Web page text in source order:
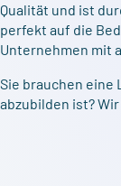
Qualität und ist
perfekt auf die
Unternehmen mit
Sie brauchen eine
abzubilden ist?